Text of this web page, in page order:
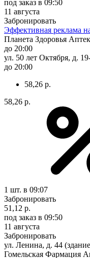
под заказ в 09:50
11 августа
Забронировать
Эффективная реклама
Планета Здоровья
до 20:00
ул. 50 лет Октября, д.
до 20:00
58,26 р.
58,26 р.
1 шт. в 09:07
Забронировать
51,12 р.
под заказ в 09:50
11 августа
Забронировать
ул. Ленина, д. 44
Гомельская Фармация